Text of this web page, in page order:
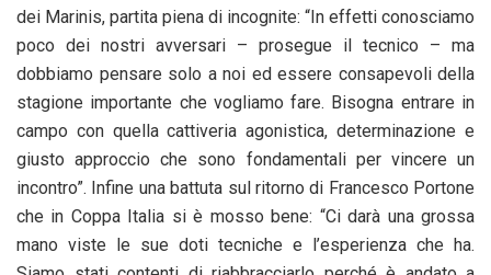
dei Marinis, partita piena di incognite: “In effetti conosciamo
poco dei nostri avversari – prosegue il tecnico – ma
dobbiamo pensare solo a noi ed essere consapevoli della
stagione importante che vogliamo fare. Bisogna entrare in
campo con quella cattiveria agonistica, determinazione e
giusto approccio che sono fondamentali per vincere un
incontro”. Infine una battuta sul ritorno di Francesco Portone
che in Coppa Italia si è mosso bene: “Ci darà una grossa
mano viste le sue doti tecniche e l’esperienza che ha.